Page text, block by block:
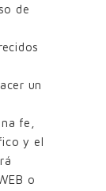
de
un
fe,
y el
o